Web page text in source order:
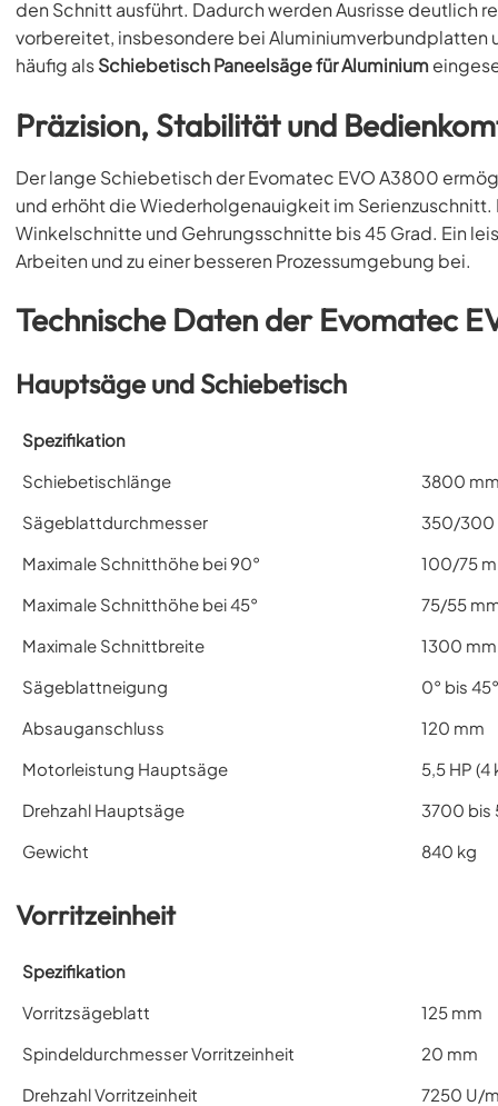
den Schnitt ausführt. Dadurch werden Ausrisse deutlich
vorbereitet, insbesondere bei Aluminiumverbundplatten
häufig alsSchiebetisch Paneelsäge für Aluminium
Präzision, Stabilität und
Der lange Schiebetisch der Evomatec EVO A3800
und erhöht die Wiederholgenauigkeit im
Winkelschnitte und Gehrungsschnitte bis 45 Grad. Ein
Arbeiten und zu einer besseren Prozessumgebung bei.
Technische Daten der Evomatec
Hauptsäge und Schiebetisch
Spezifikation
Schiebetischlänge
3800
Sägeblattdurchmesser
350/300
Maximale Schnitthöhe bei 90°
100/75
Maximale Schnitthöhe bei 45°
75/55
Maximale Schnittbreite
1300 mm
Sägeblattneigung
0° bis 45°
Absauganschluss
120 mm
Motorleistung Hauptsäge
5,5 HP (4
Drehzahl Hauptsäge
3700 bis
Gewicht
840 kg
Vorritzeinheit
Spezifikation
Vorritzsägeblatt
125 mm
Spindeldurchmesser Vorritzeinheit
20 mm
Drehzahl Vorritzeinheit
7250 U/